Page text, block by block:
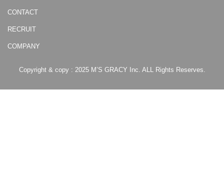
CONTACT
RECRUIT
COMPANY
Copyright & copy : 2025 M’S GRACY Inc. ALL Rights Reserves.